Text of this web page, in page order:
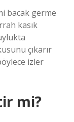
bacak germe
kasık
çıkarır
izler
mi?